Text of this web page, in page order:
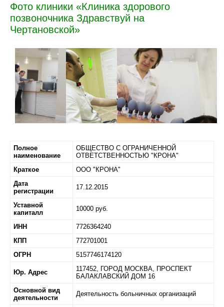
Фото клиники «Клиника здорового
позвоночника Здравствуй на
Чертановской»
Полное
наименование
ОБЩЕСТВО С ОГРАНИЧЕННОЙ
ОТВЕТСТВЕННОСТЬЮ "КРОНА"
Краткое
ООО "КРОНА"
Дата
регистрации
17.12.2015
Уставной
капиталл
10000 руб.
ИНН
7726364240
КПП
772701001
ОГРН
5157746174120
Юр. Адрес 117452, ГОРОД МОСКВА, ПРОСПЕКТ
БАЛАКЛАВСКИЙ ДОМ 16
Основной вид
деятельности
Деятельность больничных организаций